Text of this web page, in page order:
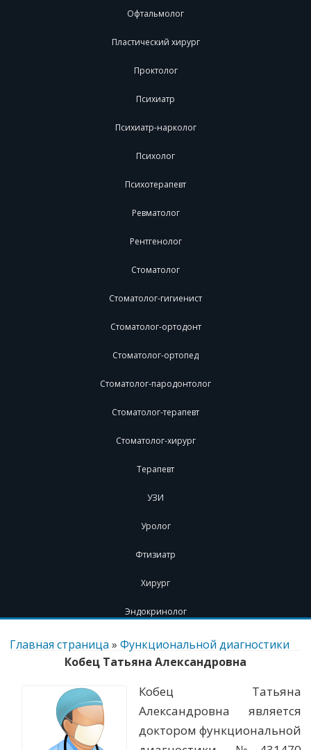
Офтальмолог
Пластический хирург
Проктолог
Психиатр
Психиатр-нарколог
Психолог
Психотерапевт
Ревматолог
Рентгенолог
Стоматолог
Стоматолог-гигиенист
Стоматолог-ортодонт
Стоматолог-ортопед
Стоматолог-пародонтолог
Стоматолог-терапевт
Стоматолог-хирург
Терапевт
УЗИ
Уролог
Фтизиатр
Хирург
Эндокринолог
Перейти
содержимому
Главная страница » Функциональной диагностики
Кобец Татьяна Александровна
Кобец Татьяна
Александровна является
доктором функциональной